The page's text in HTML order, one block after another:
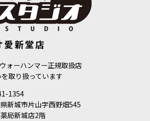
録する書籍（ハードカバー版160ペー
ッチプレイ、栄光…
64]
ウォーハンマー：エイジ・オヴ・シグマ
プリーストユニットのシタデルミニチュア1
のオプションパーツも同梱。
レギオネス・アスタルテス：サターナ
イン・ターミネイター・スカッド
11,600円(税込)
愛新堂店
ォーハンマー正規取扱店
取り扱っています
1354
新城市片山字西野畑545
局新城店2階